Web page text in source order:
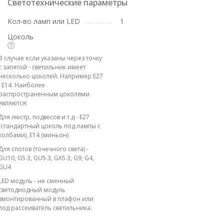
Светотехнические параметры
Кол-во ламп или LED
1
Цоколь
случае если указаны через точку
запятой - светильник имеет
цоколей. Например E27
E14. Наиболее
цоколями
люстр, подвесов и т.д - E27
цоколь под лампы с
E14 (миньон)
спотов (точечного света) -
G5.3, GU5.3, GX5.3, G9, G4,
модуль - не сменный
модуль
в плафон или
рассеиватель светильника.